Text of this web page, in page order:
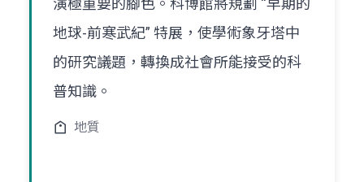
演極重要的腳色。科博館將規劃 “早期的
地球-前寒武紀” 特展，使學術象牙塔中
的研究議題，轉換成社會所能接受的科
普知識。
地質